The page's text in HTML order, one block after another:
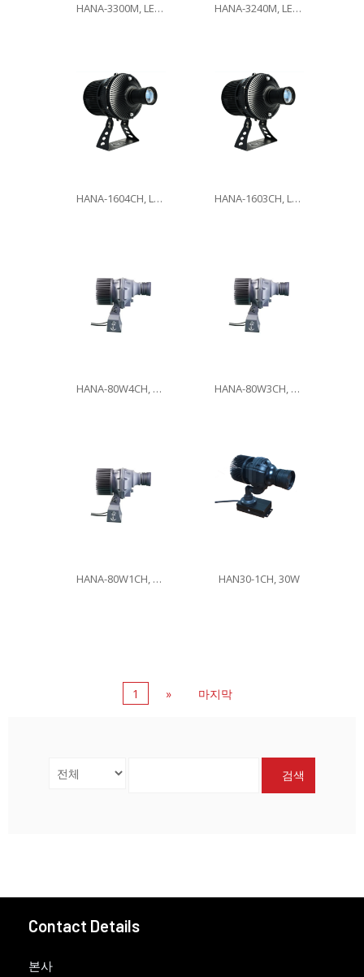
HANA-3300M, LED300W HANA-3240M, LED240W
HANA-1604CH, LED160W HANA-1603CH, LED160W
HANA-80W4CH, 80W HANA-80W3CH, 80W
HANA-80W1CH, 80W HAN30-1CH, 30W
1 » 마지막
검색
Contact Details
본사